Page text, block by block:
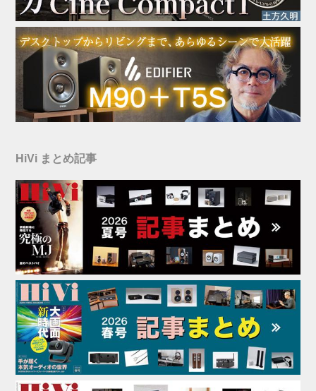
HiVi まとめ記事